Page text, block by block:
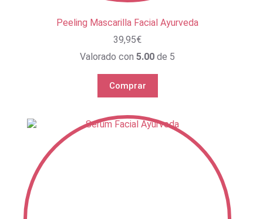
Peeling Mascarilla Facial Ayurveda
39,95€
Valorado con5.00 de 5
Comprar